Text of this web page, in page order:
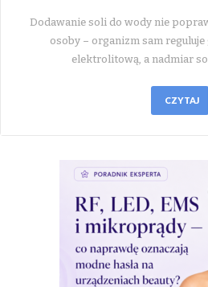
Dodawanie soli do wody nie
osoby – organizm sam
elektrolitową, a nadmiar
CZYTAJ